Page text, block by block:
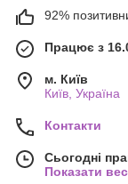
92%
Працює з
м. Київ
Київ, Україна
Контакти
Сьогодні
Показати